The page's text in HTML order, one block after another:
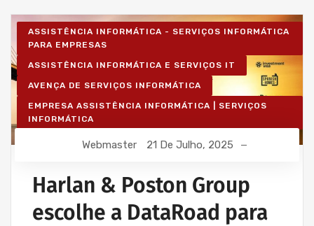
ASSISTÊNCIA INFORMÁTICA - SERVIÇOS INFORMÁTICA
PARA EMPRESAS
ASSISTÊNCIA INFORMÁTICA E SERVIÇOS IT
AVENÇA DE SERVIÇOS INFORMÁTICA
EMPRESA ASSISTÊNCIA INFORMÁTICA | SERVIÇOS
INFORMÁTICA
IT UNLIMITED - SERVIÇOS INFORMÁTICA
Webmaster 21 De Julho, 2025
Harlan & Poston Group
escolhe a DataRoad para